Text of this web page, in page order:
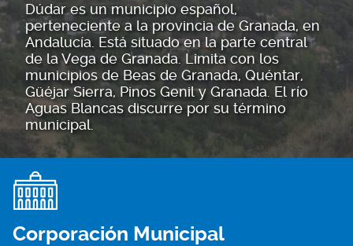
Dúdar es un municipio español,
perteneciente a la provincia de Granada, en
Andalucía. Está situado en la parte central
de la Vega de Granada. Limita con los
municipios de Beas de Granada, Quéntar,
Güéjar Sierra, Pinos Genil y Granada. El río
Aguas Blancas discurre por su término
municipal.
Corporación Municipal